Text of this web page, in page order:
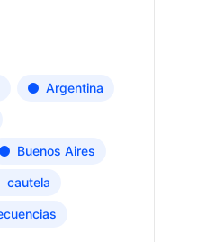
Argentina
Buenos Aires
cautela